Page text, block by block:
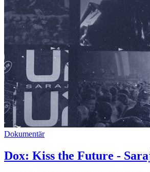
Dokumentär
Dox: Kiss the Future -